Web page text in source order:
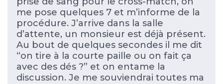
me pose quelques 7 et m’informe de la
procédure. J’arrive dans la salle
d’attente, un monsieur est déjà présent.
Au bout de quelques secondes il me dit
“on tire à la courte paille ou on fait ça
avec des dés ?” et on entame la
discussion. Je me souviendrai toutes ma